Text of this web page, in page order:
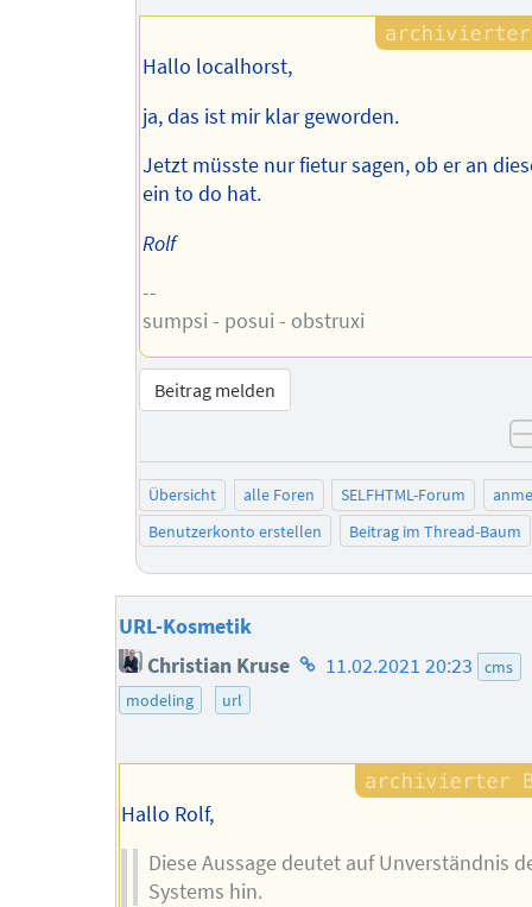
Hallo localhorst,
ja, das ist mir klar geworden.
Jetzt müsste nur fietur sagen, ob er an
ein to do hat.
Rolf
--
sumpsi - posui - obstruxi
Beitrag melden
Übersicht alle Foren SELFHTML-Forum
Benutzerkonto erstellen
Beitrag im Thread-Baum
URL-Kosmetik
Christian Kruse Homepage
11.02.2021 20:23
cms
modeling
url
Hallo Rolf,
Diese Aussage deutet auf Unverständnis
Systems hin.